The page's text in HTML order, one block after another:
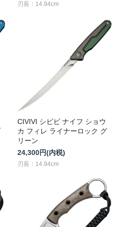
刃長：14.94cm
CIVIVI シビビ ナイフ ショウ
カ フィレ ライナーロック グ
リーン
24,300円(内税)
刃長：14.94cm